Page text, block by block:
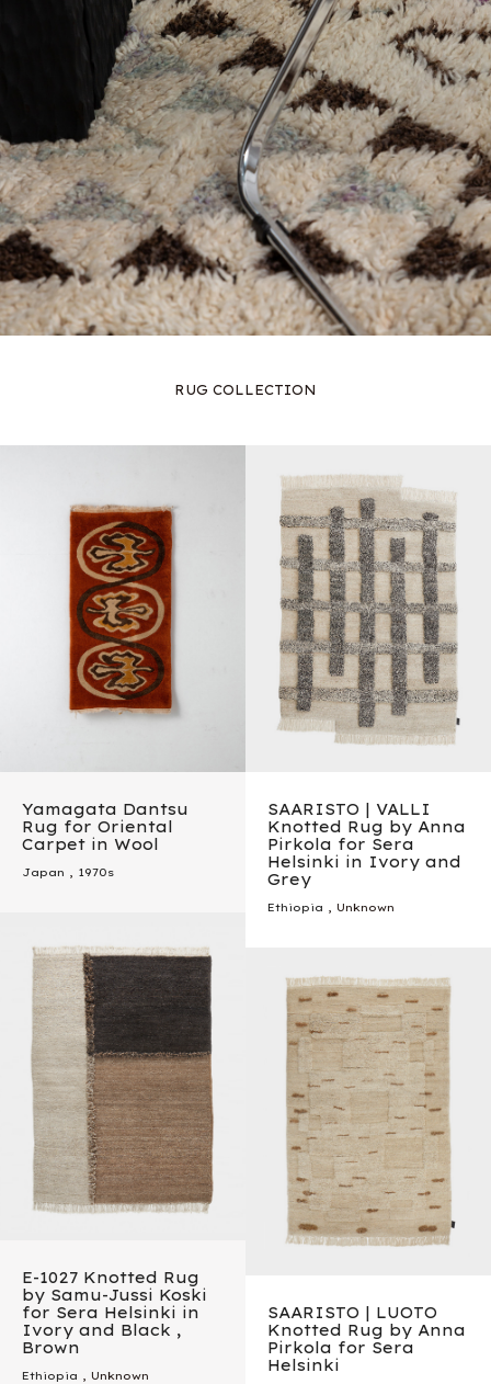
RUG COLLECTION
Yamagata Dantsu
Rug for Oriental
Carpet in Wool
Japan , 1970s
SAARISTO | VALLI
Knotted Rug by Anna
Pirkola for Sera
Helsinki in Ivory and
Grey
Ethiopia , Unknown
E-1027 Knotted Rug
by Samu-Jussi Koski
for Sera Helsinki in
Ivory and Black ,
Brown
Ethiopia , Unknown
SAARISTO | LUOTO
Knotted Rug by Anna
Pirkola for Sera
Helsinki